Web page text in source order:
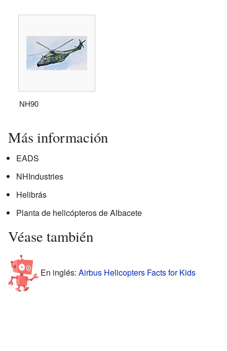
NH90
Más información
EADS
NHIndustries
Helibrás
Planta de helicópteros de Albacete
Véase también
En inglés: Airbus Helicopters Facts for Kids